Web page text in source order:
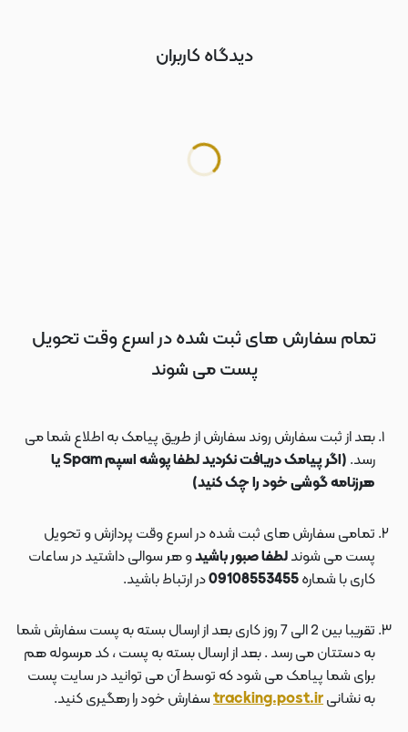
دیدگاه کاربران
تمام سفارش های ثبت شده در اسرع وقت تحویل
پست می شوند
بعد از ثبت سفارش روند سفارش از طریق پیامک به اطلاع شما می
رسد.
(اگر پیامک دریافت نکردید لطفا پوشه اسپم Spam یا
هرزنامه گوشی خود را چک کنید)
تمامی سفارش های ثبت شده در اسرع وقت پردازش و تحویل
پست می شوندلطفا صبور باشیدو هر سوالی داشتید در ساعات
کاری با شماره
در ارتباط باشید.
تقریبا بین 2 الی 7 روز کاری بعد از ارسال بسته به پست سفارش شما
به دستتان می رسد . بعد از ارسال بسته به پست ، کد مرسوله هم
برای شما پیامک می شود که توسط آن می توانید در سایت پست
به نشانیtracking.post.irسفارش خود را رهگیری کنید.